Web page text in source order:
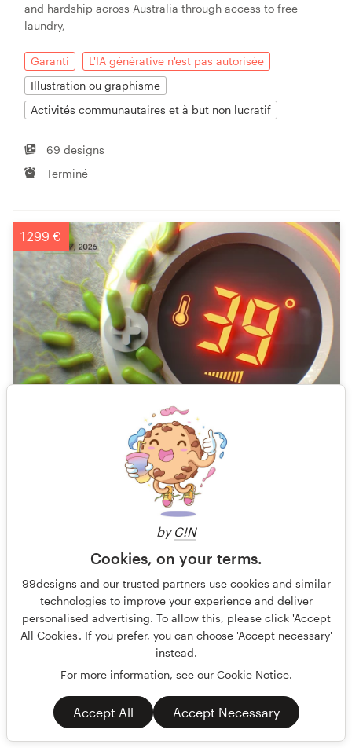
by C!N
Cookies, on your terms.
99designs and our trusted partners use cookies and similar
technologies to improve your experience and deliver
personalised advertising. To allow this, please click 'Accept
All Cookies'. If you prefer, you can choose 'Accept necessary'
instead.
For more information, see our Cookie Notice.
Accept All Accept Necessary
and hardship across Australia through access to free
laundry,
Garanti
L'IA générative n'est pas autorisée
Illustration ou graphisme
Activités communautaires et à but non lucratif
69 designs
Terminé
1 299 €
we do fundamental research on the human gut microbiome;
research isn't in the drop down menu above. We need cool
visuals
Platinum Garanti
Invisible
L'IA générative n'est pas autorisée
Illustration ou graphisme
Éducation